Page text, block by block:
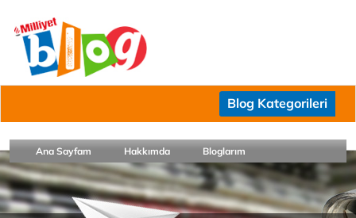
Blog Kategorileri
Ana Sayfam Hakkımda Bloglarım